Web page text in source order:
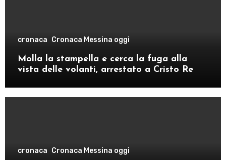
cronaca Cronaca Messina oggi
Molla la stampella e cerca la fuga alla
vista delle volanti, arrestato a Cristo Re
cronaca Cronaca Messina oggi